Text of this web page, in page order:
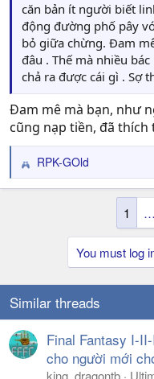
căn bản ít người biết
động đường phố pây
bỏ giữa chừng. Đam
đâu . Thế mà nhiều
chả ra được cái gì . Sợ
Đam mê mà bạn, như
cũng nạp tiền, đã thích
R
e
:
RPK-GOld
1 …
You must log
Similar threads
Final Fantasy I-
cho người mới
king_dragontb